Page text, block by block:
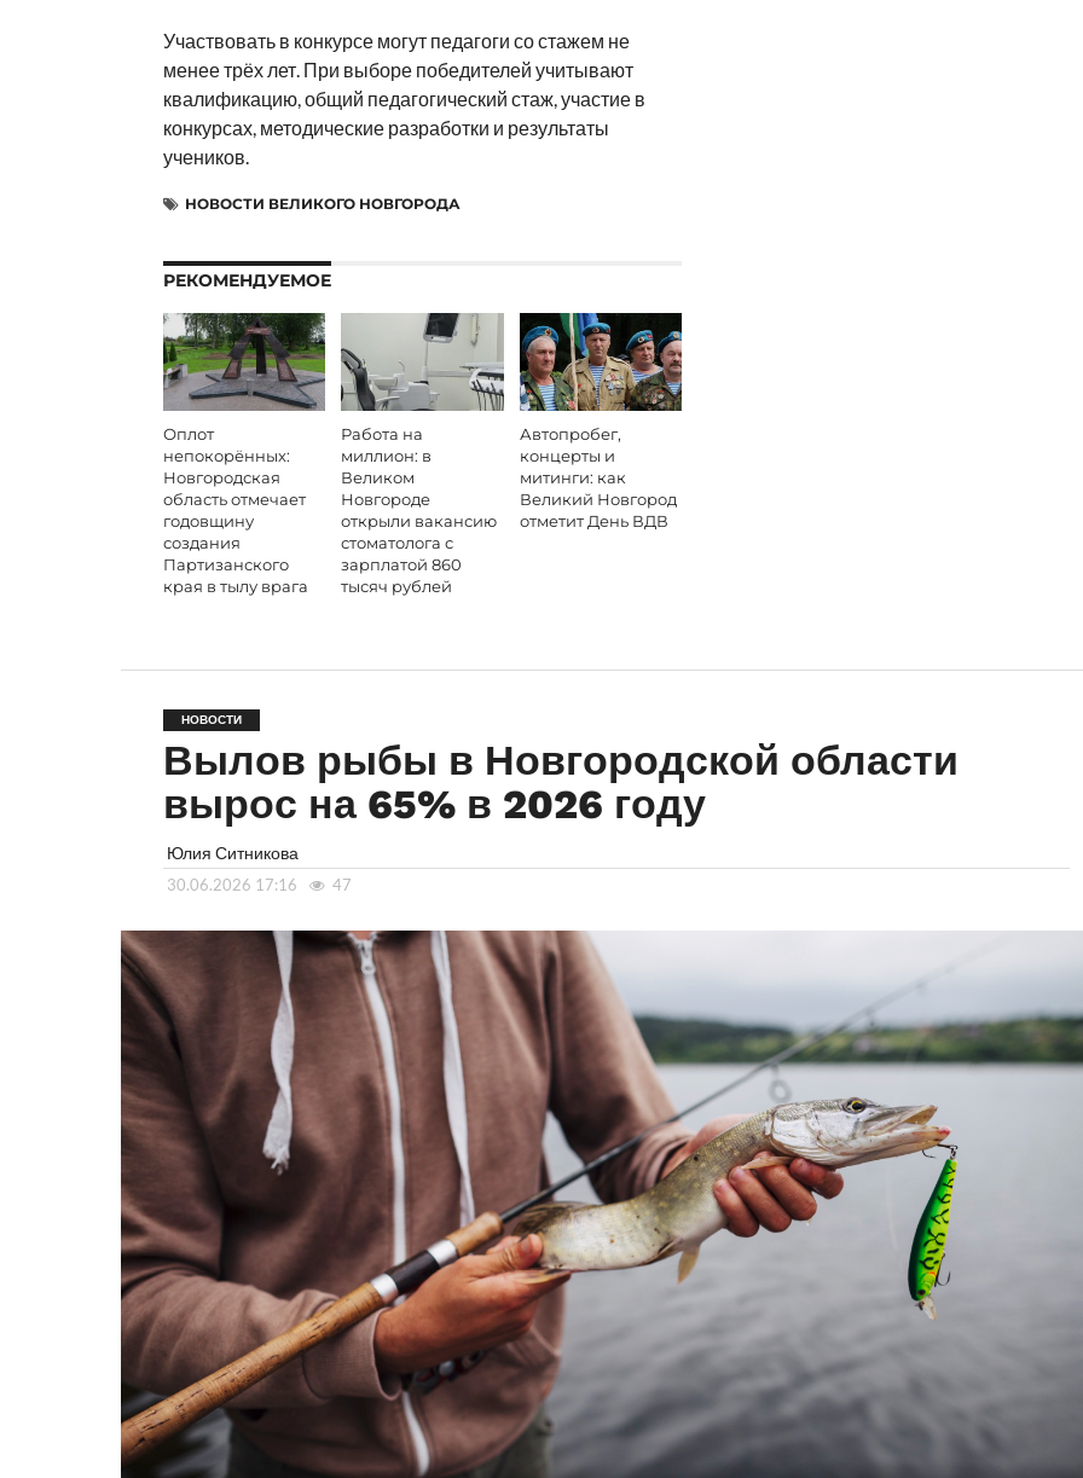
Участвовать в конкурсе могут педагоги со стажем не
менее трёх лет. При выборе победителей учитывают
квалификацию, общий педагогический стаж, участие в
конкурсах, методические разработки и результаты
учеников.
НОВОСТИ ВЕЛИКОГО НОВГОРОДА
РЕКОМЕНДУЕМОЕ
Оплот
непокорённых:
Новгородская
область отмечает
годовщину
создания
Партизанского
края в тылу врага
Работа на
миллион: в
Великом
Новгороде
открыли вакансию
стоматолога с
зарплатой 860
тысяч рублей
Автопробег,
концерты и
митинги: как
Великий Новгород
отметит День ВДВ
НОВОСТИ
Вылов рыбы в Новгородской области
вырос на 65% в 2026 году
Юлия Ситникова
30.06.2026 17:16 47